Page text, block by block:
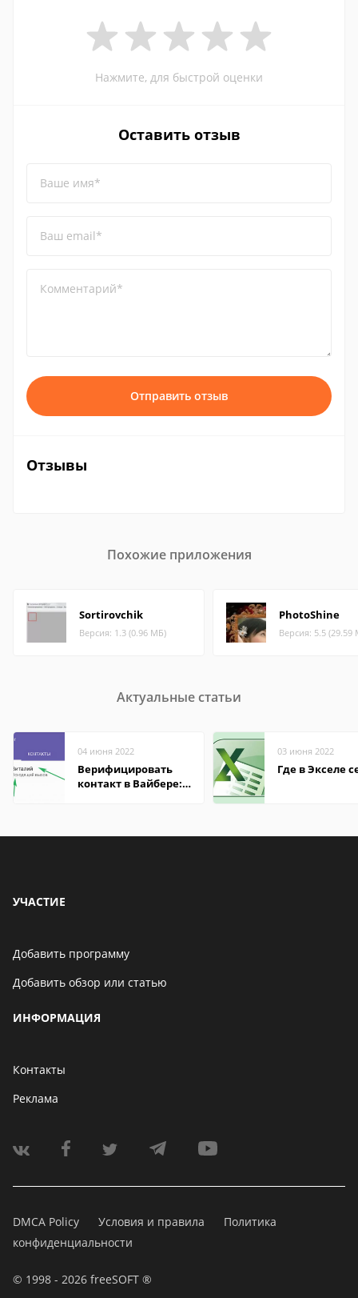
Нажмите, для быстрой оценки
Оставить отзыв
Ваше имя*
Ваш email*
Комментарий*
Отправить отзыв
Отзывы
Похожие приложения
Sortirovchik
Версия: 1.3 (0.96 МБ)
PhotoShine
Версия: 5.5 (29.59
Актуальные статьи
04 июня 2022
Верифицировать
контакт в Вайбере:
03 июня 2022
Где в Экселе
УЧАСТИЕ
Добавить программу
Добавить обзор или статью
ИНФОРМАЦИЯ
Контакты
Реклама
DMCA Policy Условия и правила
Политика
конфиденциальности
© 1998 - 2026 freeSOFT ®